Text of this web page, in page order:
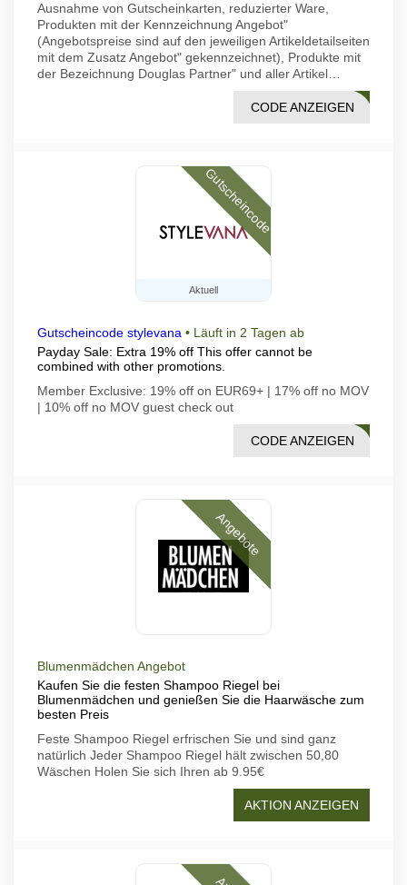
Ausnahme von Gutscheinkarten, reduzierter Ware,
Produkten mit der Kennzeichnung Angebot"
(Angebotspreise sind auf den jeweiligen Artikeldetailseiten
mit dem Zusatz Angebot" gekennzeichnet), Produkte mit
der Bezeichnung Douglas Partner" und aller Artikel…
5NEW
CODE ANZEIGEN
Aktuell
Gutscheincode
Gutscheincode stylevana • Läuft in 2 Tagen ab
Payday Sale: Extra 19% off This offer cannot be
combined with other promotions.
Member Exclusive: 19% off on EUR69+ | 17% off no MOV
| 10% off no MOV guest check out
YDAY
CODE ANZEIGEN
Angebote
Blumenmädchen Angebot
Kaufen Sie die festen Shampoo Riegel bei
Blumenmädchen und genießen Sie die Haarwäsche zum
besten Preis
Feste Shampoo Riegel erfrischen Sie und sind ganz
natürlich Jeder Shampoo Riegel hält zwischen 50,80
Wäschen Holen Sie sich Ihren ab 9.95€
AKTION ANZEIGEN